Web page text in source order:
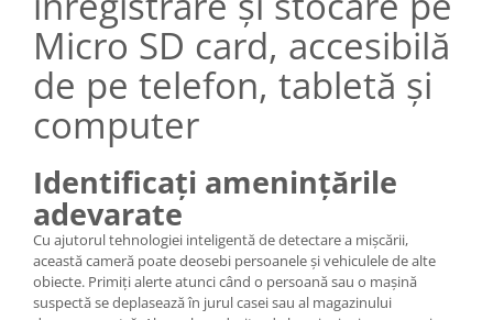
Micro SD card, accesibilă
de pe telefon, tabletă și
computer
Identificați amenințările
adevarate
Cu ajutorul tehnologiei inteligentă de detectare a mișcării,
această cameră poate deosebi persoanele și vehiculele de alte
obiecte. Primiți alerte atunci când o persoană sau o mașină
suspectă se deplasează în jurul casei sau al magazinului